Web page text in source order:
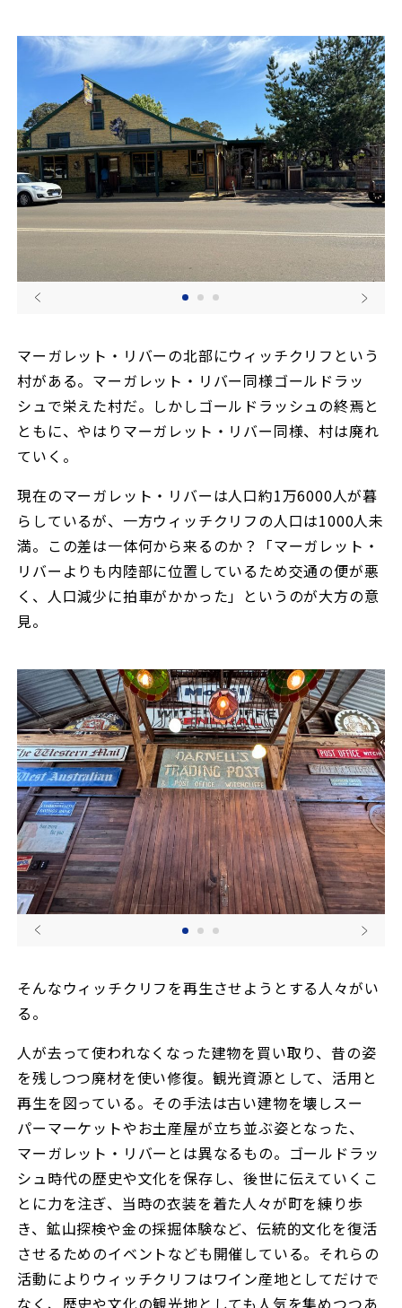
マーガレット・リバーの北部にウィッチクリフという
村がある。マーガレット・リバー同様ゴールドラッ
シュで栄えた村だ。しかしゴールドラッシュの終焉と
ともに、やはりマーガレット・リバー同様、村は廃れ
ていく。
現在のマーガレット・リバーは人口約1万6000人が暮
らしているが、一方ウィッチクリフの人口は1000人未
満。この差は一体何から来るのか？「マーガレット・
リバーよりも内陸部に位置しているため交通の便が悪
く、人口減少に拍車がかかった」というのが大方の意
見。
そんなウィッチクリフを再生させようとする人々がい
る。
人が去って使われなくなった建物を買い取り、昔の姿
を残しつつ廃材を使い修復。観光資源として、活用と
再生を図っている。その手法は古い建物を壊しスー
パーマーケットやお土産屋が立ち並ぶ姿となった、
マーガレット・リバーとは異なるもの。ゴールドラッ
シュ時代の歴史や文化を保存し、後世に伝えていくこ
とに力を注ぎ、当時の衣装を着た人々が町を練り歩
き、鉱山探検や金の採掘体験など、伝統的文化を復活
させるためのイベントなども開催している。それらの
活動によりウィッチクリフはワイン産地としてだけで
なく、歴史や文化の観光地としても人気を集めつつあ